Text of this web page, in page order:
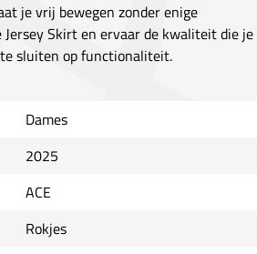
je vrij bewegen zonder enige
Skirt en ervaar de kwaliteit die je
sluiten op functionaliteit.
Dames
2025
ACE
Rokjes